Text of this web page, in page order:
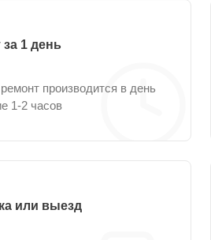
1 день
производится в день
1-2 часов
или выезд